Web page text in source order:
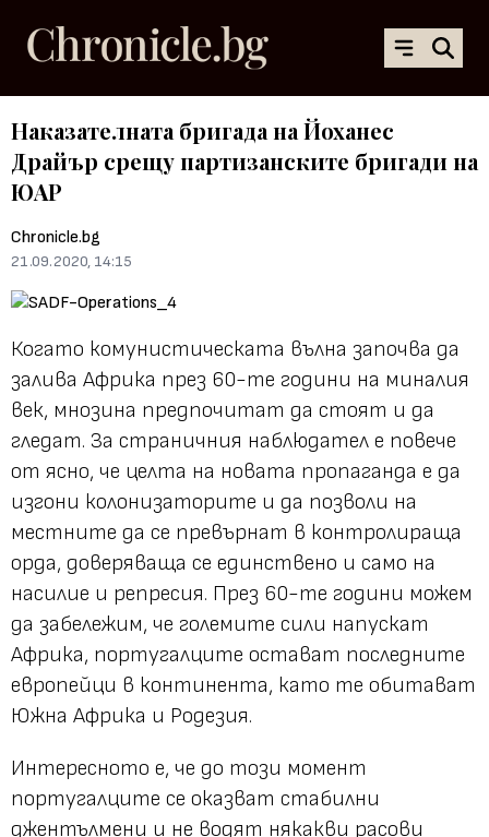
Наказателната бригада на Йоханес
Драйър срещу партизанските бригади на
ЮАР
Chronicle.bg
21.09.2020, 14:15
Когато комунистическата вълна започва да
залива Африка през 60-те години на миналия
век, мнозина предпочитат да стоят и да
гледат. За страничния наблюдател е повече
от ясно, че целта на новата пропаганда е да
изгони колонизаторите и да позволи на
местните да се превърнат в контролираща
орда, доверяваща се единствено и само на
насилие и репресия. През 60-те години можем
да забележим, че големите сили напускат
Африка, португалците остават последните
европейци в континента, като те обитават
Южна Африка и Родезия.
Интересното е, че до този момент
португалците се оказват стабилни
джентълмени и не водят някакви расови